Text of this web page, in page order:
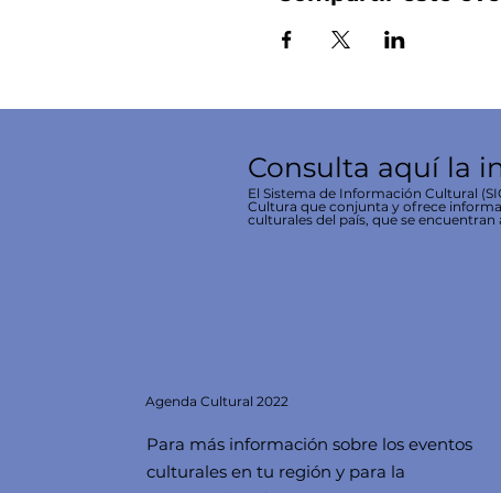
Consulta aquí la
El Sistema de Información Cultural
Cultura que conjunta y ofrece
culturales del país, que se
AgendaCultural 2022
Para más información sobre los eventos
culturales en tu región y para la